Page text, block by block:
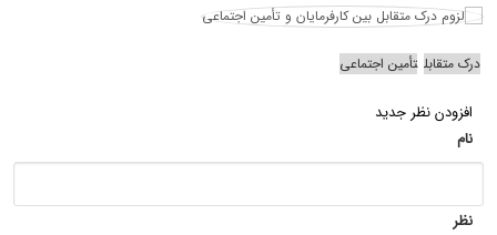
درک متقابل تأمین اجتماعی
افزودن نظر جدید
نام
نظر